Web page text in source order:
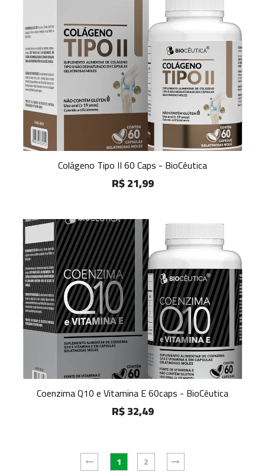
Colágeno Tipo II 60 Caps - BioCêutica
R$ 21,99
Coenzima Q10 e Vitamina E 60caps - BioCêutica
R$ 32,49
1 2